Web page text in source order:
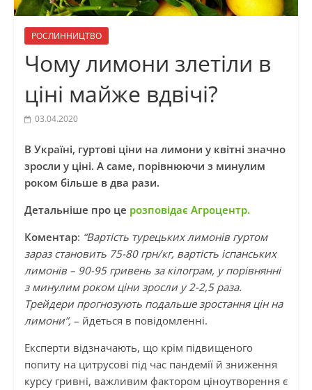
РОСЛИННИЦТВО
Чому лимони злетіли в
ціні майже вдвічі?
03.04.2020
В Україні, гуртові ціни на лимони у квітні значно
зросли у ціні. А саме, порівнюючи з минулим
роком більше в два рази.
Детальніше про це розповідає Агроцентр.
Коментар: “Вартість турецьких лимонів гуртом
зараз становить 75-80 грн/кг, вартість іспанських
лимонів – 90-95 гривень за кілограм, у порівнянні
з минулим роком ціни зросли у 2-2,5 раза.
Трейдери прогнозують подальше зростання цін на
лимони”, – йдеться в повідомленні.
Експерти відзначають, що крім підвищеного
попиту на цитрусові під час пандемії й зниження
курсу гривні, важливим фактором ціноутворення є